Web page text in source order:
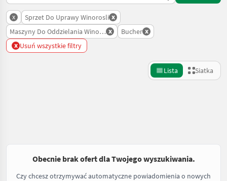
x Sprzet Do Uprawy Winorosli x
Maszyny Do Oddzielania Winogron Od Szypulek
x Bucher x
x Usuń wszystkie filtry
Lista Siatka
Obecnie brak ofert dla Twojego wyszukiwania.
Czy chcesz otrzymywać automatyczne powiadomienia o nowych